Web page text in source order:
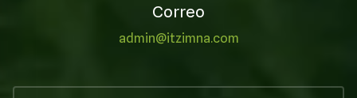
Correo
admin@itzimna.com